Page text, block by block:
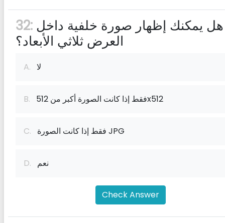
32:
العرض ثلاثي الأبعاد؟
A. لا
B. فقط إذا كانت الصورة أكبر من 512x512
C. فقط إذا كانت الصورة JPG
D. نعم
Check Answer